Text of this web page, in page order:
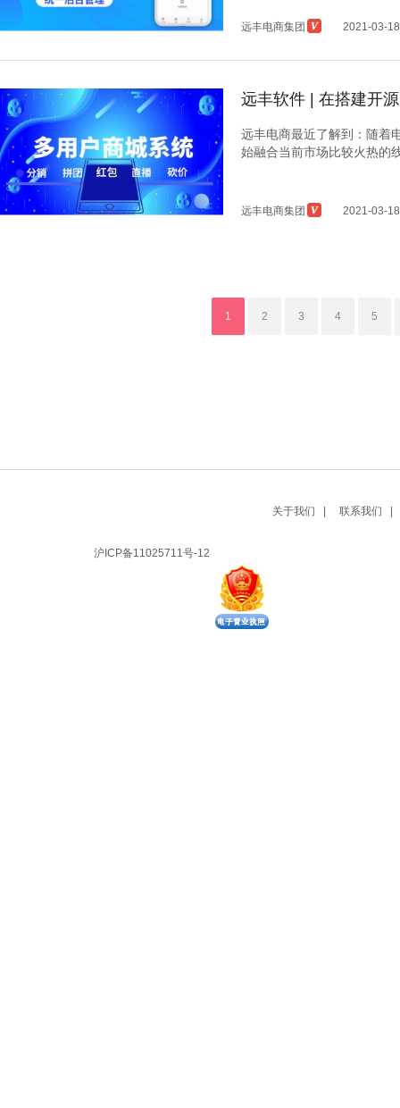
远丰电商集团 2021-03-18
远丰软件 | 在搭建开
远丰电商最近了解到：随着
始融合当前市场比较火热的
远丰电商集团 2021-03-18
1 2 3 4 5
关于我们 | 联系我们 |
沪ICP备11025711号-12